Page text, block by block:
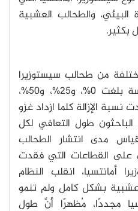
البيئي، والطحالب العشبية
بكثير.
من طحالب سيستوزيرا
أمانتسيا من كل قطاع دراسة بلغت 0%، و25%، و50%،
نسبة الإزالة كلما ازداد غزو
طول التعافي لكل
مدى انتشار الطحالب
على القطاعات التي فقدت
أمانتسيا، انقلب النظام
بشكل كامل ولم تنمو
مجددًا، مُظهرًا أنَّ طول